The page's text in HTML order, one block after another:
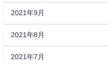
2021年9月
2021年8月
2021年7月